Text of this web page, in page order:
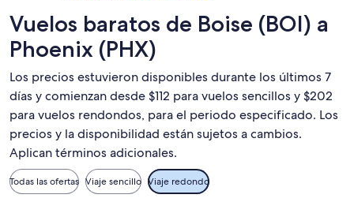
Vuelos baratos de Boise (BOI) a
Phoenix (PHX)
Los precios estuvieron disponibles durante los últimos 7
días y comienzan desde $112 para vuelos sencillos y $202
para vuelos rendondos, para el periodo especificado. Los
precios y la disponibilidad están sujetos a cambios.
Aplican términos adicionales.
Todas las ofertas Viaje sencillo Viaje redondo